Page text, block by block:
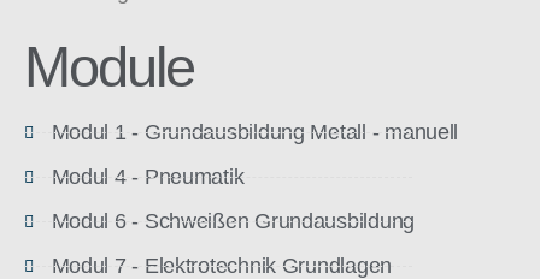
Module
Modul 1 - Grundausbildung Metall - manuell
Modul 4 - Pneumatik
Modul 6 - Schweißen Grundausbildung
Modul 7 - Elektrotechnik Grundlagen